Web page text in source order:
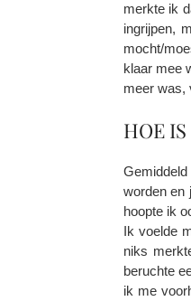
merkte ik
ingrijpen,
mocht/
klaar mee
meer was,
HOE
worden en
hoopte ik
Ik voelde
niks
beruchte
ik me